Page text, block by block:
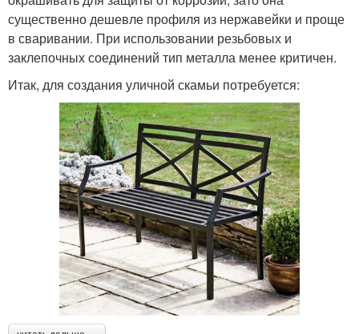
существенно дешевле профиля из нержавейки и проще
в сваривании. При использовании резьбовых и
заклепочных соединений тип металла менее критичен.
Итак, для создания уличной скамьи потребуется: